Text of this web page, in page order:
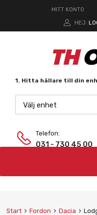
MITT KONTO
HEJ.
1. Hitta hållare till din
Välj enhet
Telefon:
031 - 730 45 00
Start Fordon Dacia